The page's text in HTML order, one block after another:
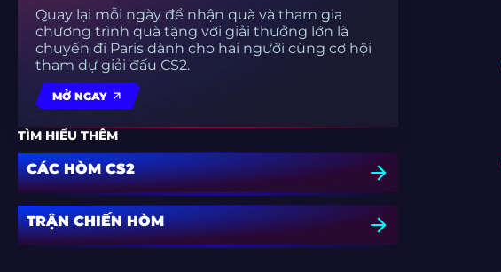
Quay lại mỗi ngày để nhận quà và tham gia
chương trình quà tặng với giải thưởng lớn là
chuyến đi Paris dành cho hai người cùng cơ hội
tham dự giải đấu CS2.
MỞ NGAY
TÌM HIỂU THÊM
CÁC HÒM CS2
TRẬN CHIẾN HÒM